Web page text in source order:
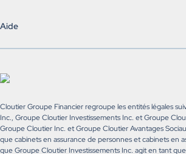
Aide
Cloutier Groupe Financier regroupe les entités légales
Inc., Groupe Cloutier Investissements Inc. et Groupe
Groupe Cloutier Inc. et Groupe Cloutier Avantages
que cabinets en assurance de personnes et cabinets en
que Groupe Cloutier Investissements Inc. agit en tant